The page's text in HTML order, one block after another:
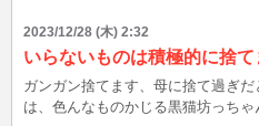
2023/12/28 (木) 2:32
いらないものは積極的に捨て
ガンガン捨てます、母に捨て過ぎだと怒
は、色んなものかじる黒猫坊っちゃんがいます。